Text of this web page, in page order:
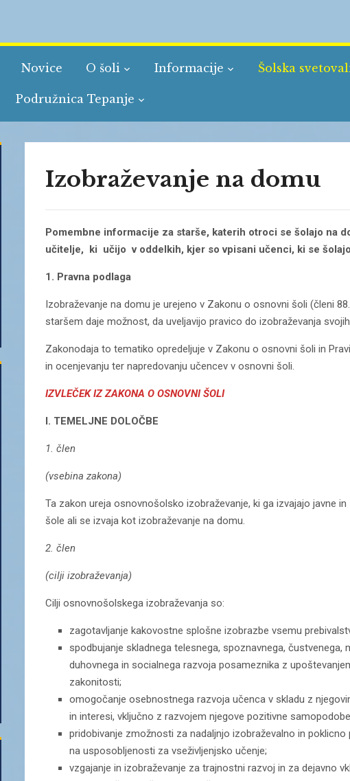
Novice O šoli Informacije Šolska
Podružnica Tepanje
Izobraževanje na domu
Pomembne informacije za starše, katerih otroci se šolajo na
učitelje, ki učijo v oddelkih, kjer so vpisani učenci, ki se
1. Pravna podlaga
Izobraževanje na domu je urejeno v Zakonu o osnovni šoli (členi
staršem daje možnost, da uveljavijo pravico do izobraževanja
Zakonodaja to tematiko opredeljuje v Zakonu o osnovni šoli in
in ocenjevanju ter napredovanju učencev v osnovni šoli.
IZVLEČEK IZ ZAKONA O OSNOVNI ŠOLI
I. TEMELJNE DOLOČBE
1. člen
(vsebina zakona)
Ta zakon ureja osnovnošolsko izobraževanje, ki ga izvajajo javne
šole ali se izvaja kot izobraževanje na domu.
2. člen
(cilji izobraževanja)
Cilji osnovnošolskega izobraževanja so:
zagotavljanje kakovostne splošne izobrazbe vsemu
spodbujanje skladnega telesnega, spoznavnega, čustvenega,
duhovnega in socialnega razvoja posameznika z
zakonitosti;
omogočanje osebnostnega razvoja učenca v skladu z
in interesi, vključno z razvojem njegove pozitivne
pridobivanje zmožnosti za nadaljnjo izobraževalno in
na usposobljenosti za vseživljenjsko učenje;
vzgajanje in izobraževanje za trajnostni razvoj in za dejavno